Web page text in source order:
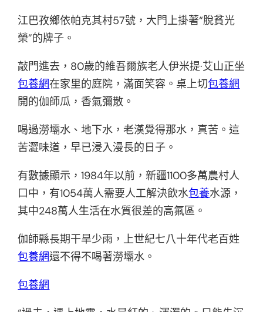
江巴孜鄉依帕克其村57號，大門上掛著“脫貧光
榮”的牌子。
敲門進去，80歲的維吾爾族老人伊米提·艾山正坐
包養網在家里的庭院，滿面笑容。桌上切包養網
開的伽師瓜，香氣彌散。
喝過澇壩水、地下水，老漢覺得那水，真苦。這
苦澀味道，早已浸入漫長的日子。
有數據顯示，1984年以前，新疆1100多萬農村人
口中，有1054萬人需要人工解決飲水包養水源，
其中248萬人生活在水質很差的高氟區。
伽師縣長期干旱少雨，上世紀七八十年代老百姓
包養網還不得不喝著澇壩水。
包養網